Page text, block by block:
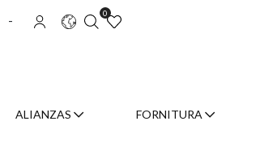
- 0
ALIANZAS FORNITURA